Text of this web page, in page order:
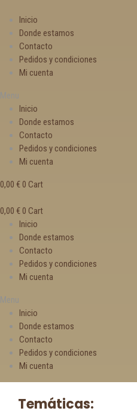
Inicio
Donde estamos
Contacto
Pedidos y condiciones
Mi cuenta
Menu
Inicio
Donde estamos
Contacto
Pedidos y condiciones
Mi cuenta
0,00 € 0 Cart
0,00 € 0 Cart
Inicio
Donde estamos
Contacto
Pedidos y condiciones
Mi cuenta
Menu
Inicio
Donde estamos
Contacto
Pedidos y condiciones
Mi cuenta
Temáticas: